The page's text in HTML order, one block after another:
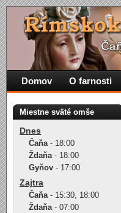
Domov O farnosti
Miestne sväté omše
Dnes
Čaňa- 18:00
Ždaňa- 18:00
Gyňov - 17:00
Zajtra
Čaňa- 15:30, 18:00
Ždaňa- 07:00